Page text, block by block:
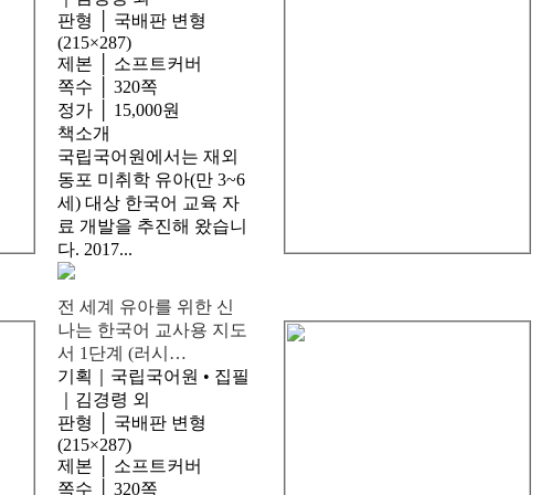
판형 │ 국배판 변형
(215×287)
제본 │ 소프트커버
쪽수 │ 320쪽
정가 │ 15,000원
책소개
국립국어원에서는 재외
동포 미취학 유아(만 3~6
세) 대상 한국어 교육 자
료 개발을 추진해 왔습니
다. 2017...
전 세계 유아를 위한 신
나는 한국어 교사용 지도
서 1단계 (러시…
기획｜국립국어원 • 집필
｜김경령 외
판형 │ 국배판 변형
(215×287)
제본 │ 소프트커버
쪽수 │ 320쪽